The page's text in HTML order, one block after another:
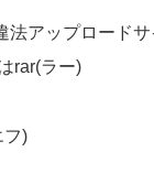
法アップロードサ
rar(ラー)
フ)